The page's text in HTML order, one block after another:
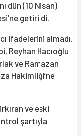
dün (10 Nisan)
getirildi.
ifadelerini almadı.
Reyhan Hacıoğlu
ve Ramazan
Hakimliği’ne
ve eski
şartıyla